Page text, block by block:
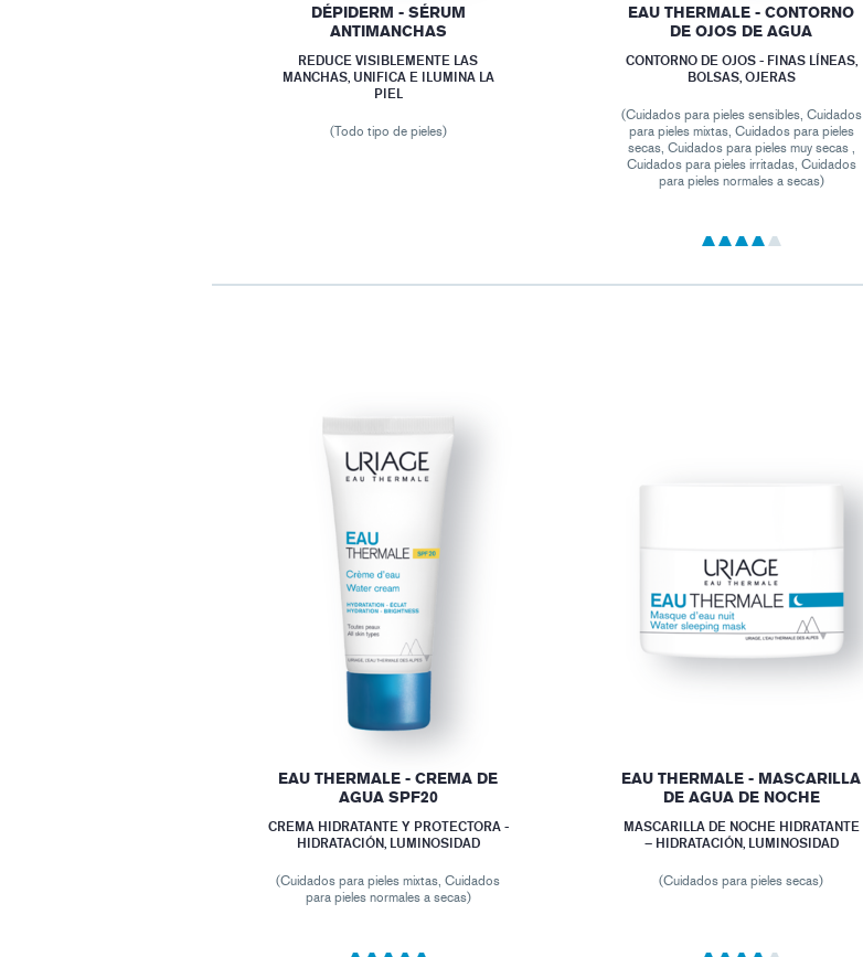
DÉPIDERM - SÉRUM
ANTIMANCHAS
REDUCE VISIBLEMENTE LAS
MANCHAS, UNIFICA E ILUMINA LA
PIEL
(Todo tipo de pieles)
EAU THERMALE - CONTORNO
DE OJOS DE AGUA
CONTORNO DE OJOS - FINAS LÍNEAS,
BOLSAS, OJERAS
(Cuidados para pieles sensibles, Cuidados
para pieles mixtas, Cuidados para pieles
secas, Cuidados para pieles muy secas ,
Cuidados para pieles irritadas, Cuidados
para pieles normales a secas)
EAU THERMALE - CREMA DE
AGUA SPF20
CREMA HIDRATANTE Y PROTECTORA -
HIDRATACIÓN, LUMINOSIDAD
(Cuidados para pieles mixtas, Cuidados
para pieles normales a secas)
EAU THERMALE - MASCARILLA
DE AGUA DE NOCHE
MASCARILLA DE NOCHE HIDRATANTE
– HIDRATACIÓN, LUMINOSIDAD
(Cuidados para pieles secas)